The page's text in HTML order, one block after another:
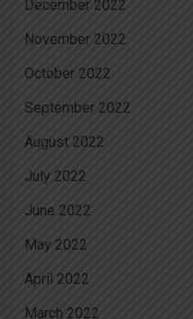
December 2022
November 2022
October 2022
September 2022
August 2022
July 2022
June 2022
May 2022
April 2022
March 2022